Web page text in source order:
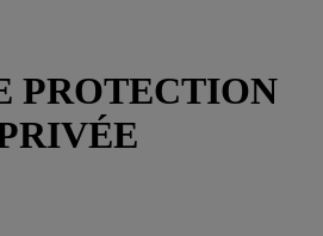
PROTECTION